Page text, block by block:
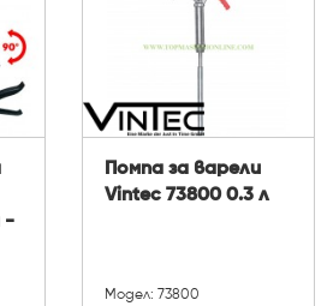
-
Помпа за варели
Vintec 73800 0.3 л
Модел: 73800